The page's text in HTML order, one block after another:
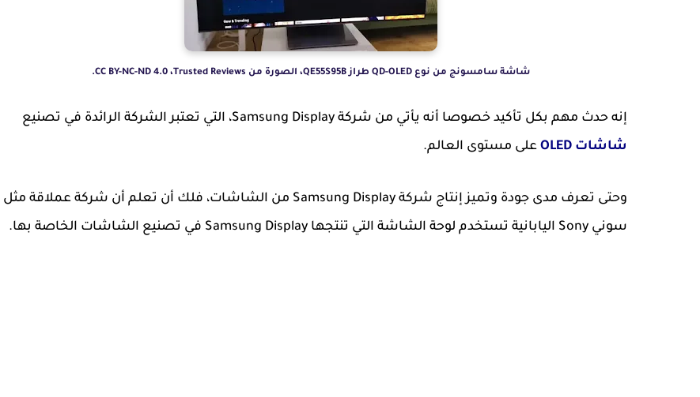
شاشة سامسونج من نوع QD-OLED طراز QE55S95B، الصورة من Trusted Reviews‏، CC BY-NC-ND 4.0.
إنه حدث مهم بكل تأكيد خصوصا أنه يأتي من شركة Samsung Display، التي تعتبر الشركة الرائدة في تصنيع
شاشات OLED
على مستوى العالم.
وحتى تعرف مدى جودة وتميز إنتاج شركة Samsung Display من الشاشات، فلك أن تعلم أن شركة عملاقة مثل
سوني Sony اليابانية تستخدم لوحة الشاشة التي تنتجها Samsung Display في تصنيع الشاشات الخاصة بها.